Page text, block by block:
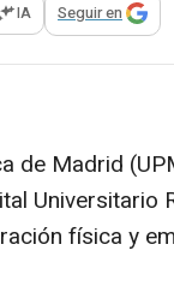
opciones para
IA Seguir en
de Madrid
Universitario
física y